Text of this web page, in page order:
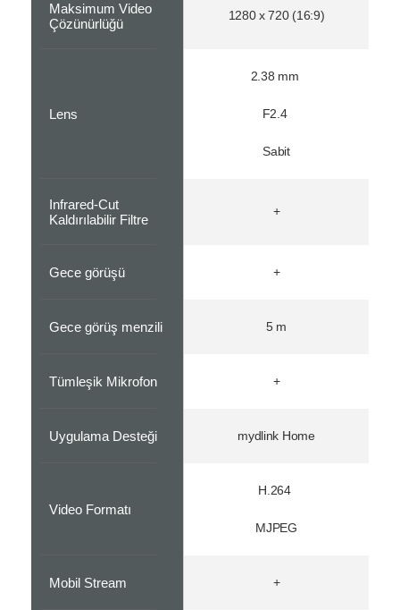
Maksimum Video
Çözünürlüğü
1280 x 720 (16:9)
Lens
2.38 mm
F2.4
Sabit
Infrared-Cut
Kaldırılabilir Filtre
+
Gece görüşü +
Gece görüş menzili 5 m
Tümleşik Mikrofon +
Uygulama Desteği mydlink Home
Video Formatı
H.264
MJPEG
Mobil Stream +